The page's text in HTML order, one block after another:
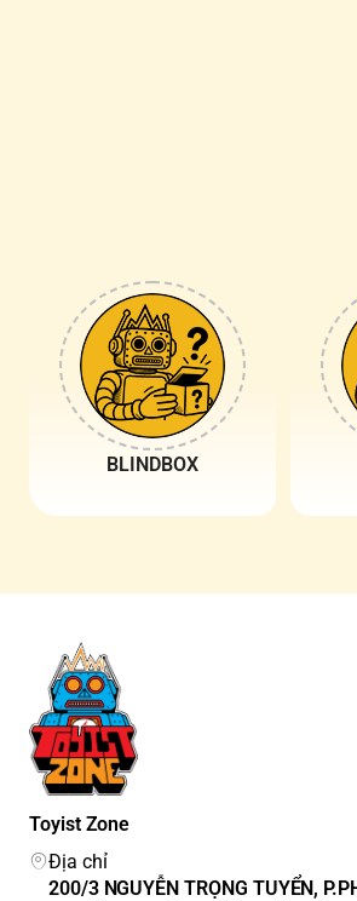
BLINDBOX
Toyist Zone
Địa chỉ
200/3 NGUYỄN TRỌNG TUYỂN,